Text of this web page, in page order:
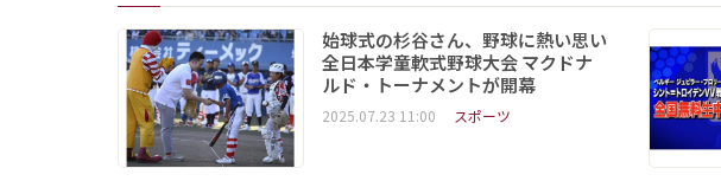
始球式の杉谷さん、野球に熱い思い
全日本学童軟式野球大会 マクドナ
ルド・トーナメントが開幕
2025.07.23 11:00 スポーツ